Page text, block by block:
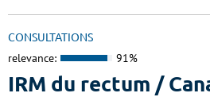
CONSULTATIONS
relevance: 91%
IRM du rectum /